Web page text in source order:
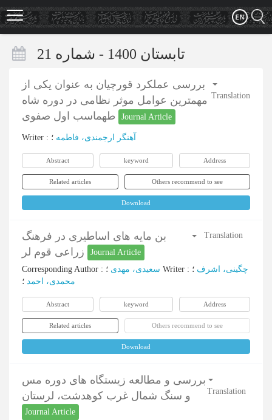
Skip
to
main
تابستان 1400 - شماره 21
بررسی عملکرد قورچیان به عنوان یکی از
مهمترین عوامل موثر نظامی در دوره شاه
Journal Article
Translation
Writer : آهنگر ارجمندی، فاطمه ؛
Abstract keyword Address
Related articles Others recommend to see
Download
بن مایه های اساطیری در فرهنگ
Journal Article
Translation
Corresponding Author : سعیدی، مهدی Writer : چگینی، اشرف ؛
محمدی، احمد ؛
Abstract keyword Address
Related articles Others recommend to see
Download
بررسی و مطالعه زیستگاه های دوره مس
و سنگ شمال غرب کوهدشت، لرستان
Journal Article
Translation